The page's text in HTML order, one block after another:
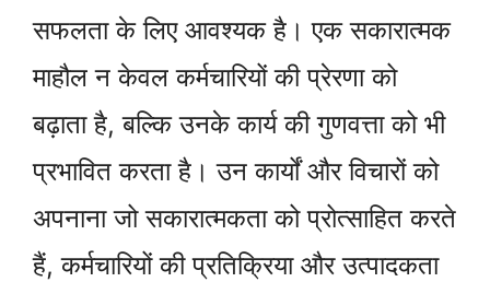
सफलता के लिए आवश्यक है। एक सकारात्मक
माहौल न केवल कर्मचारियों की प्रेरणा को
बढ़ाता है, बल्कि उनके कार्य की गुणवत्ता को भी
प्रभावित करता है। उन कार्यों और विचारों को
अपनाना जो सकारात्मकता को प्रोत्साहित करते
हैं, कर्मचारियों की प्रतिक्रिया और उत्पादकता